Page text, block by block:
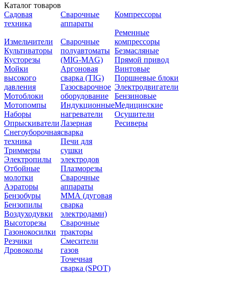
Каталог товаров
Садовая
техника
Измельчители
Культиваторы
Кусторезы
Мойки
высокого
давления
Мотоблоки
Мотопомпы
Наборы
Опрыскиватели
Снегоуборочная
техника
Триммеры
Электропилы
Отбойные
молотки
Аэраторы
Бензобуры
Бензопилы
Воздуходувки
Высоторезы
Газонокосилки
Резчики
Дровоколы
Сварочные
аппараты
Сварочные
полуавтоматы
(MIG-MAG)
Аргоновая
сварка (TIG)
Газосварочное
оборудование
Индукционные
нагреватели
Лазерная
сварка
Печи для
сушки
электродов
Плазморезы
Сварочные
аппараты
ММА (дуговая
сварка
электродами)
Сварочные
тракторы
Смесители
газов
Точечная
сварка (SPOT)
Компрессоры
Ременные
компрессоры
Безмасляные
Прямой привод
Винтовые
Поршневые блоки
Электродвигатели
Бензиновые
Медицинские
Осушители
Ресиверы